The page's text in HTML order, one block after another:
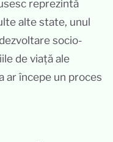
reprezintă
alte state, unul
socio-
de viață ale
ar începe un proces